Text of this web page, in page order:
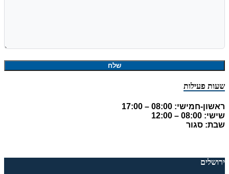
שעות פעילות
ראשון-חמישי: 08:00 – 17:00
שישי: 08:00 – 12:00
שבת: סגור
ירושלים